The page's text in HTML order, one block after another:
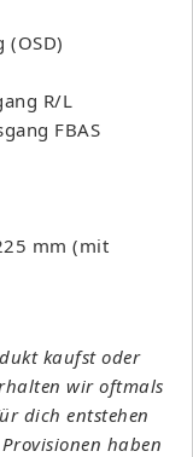
(OSD)
R/L
FBAS
mm (mit
kaufst oder
wir oftmals
dich entstehen
haben